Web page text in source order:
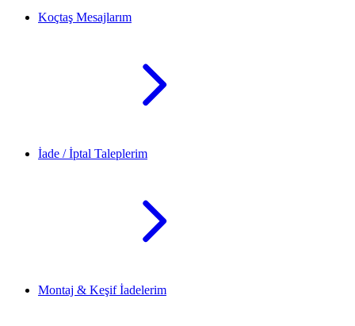
Koçtaş Mesajlarım
İade / İptal Taleplerim
Montaj & Keşif İadelerim